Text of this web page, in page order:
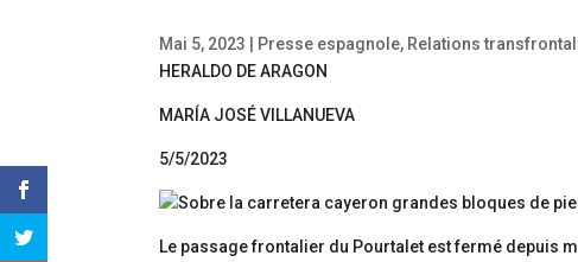
Mai 5, 2023 Presse espagnole, Relations
HERALDO DE ARAGON
MARÍA JOSÉ VILLANUEVA
5/5/2023
Le passage frontalier du Pourtalet est fermé depuis